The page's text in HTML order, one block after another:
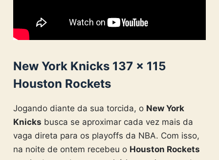
New York Knicks 137 × 115
Houston Rockets
Jogando diante da sua torcida, o New York
Knicks busca se aproximar cada vez mais da
vaga direta para os playoffs da NBA. Com isso,
na noite de ontem recebeu o Houston Rockets